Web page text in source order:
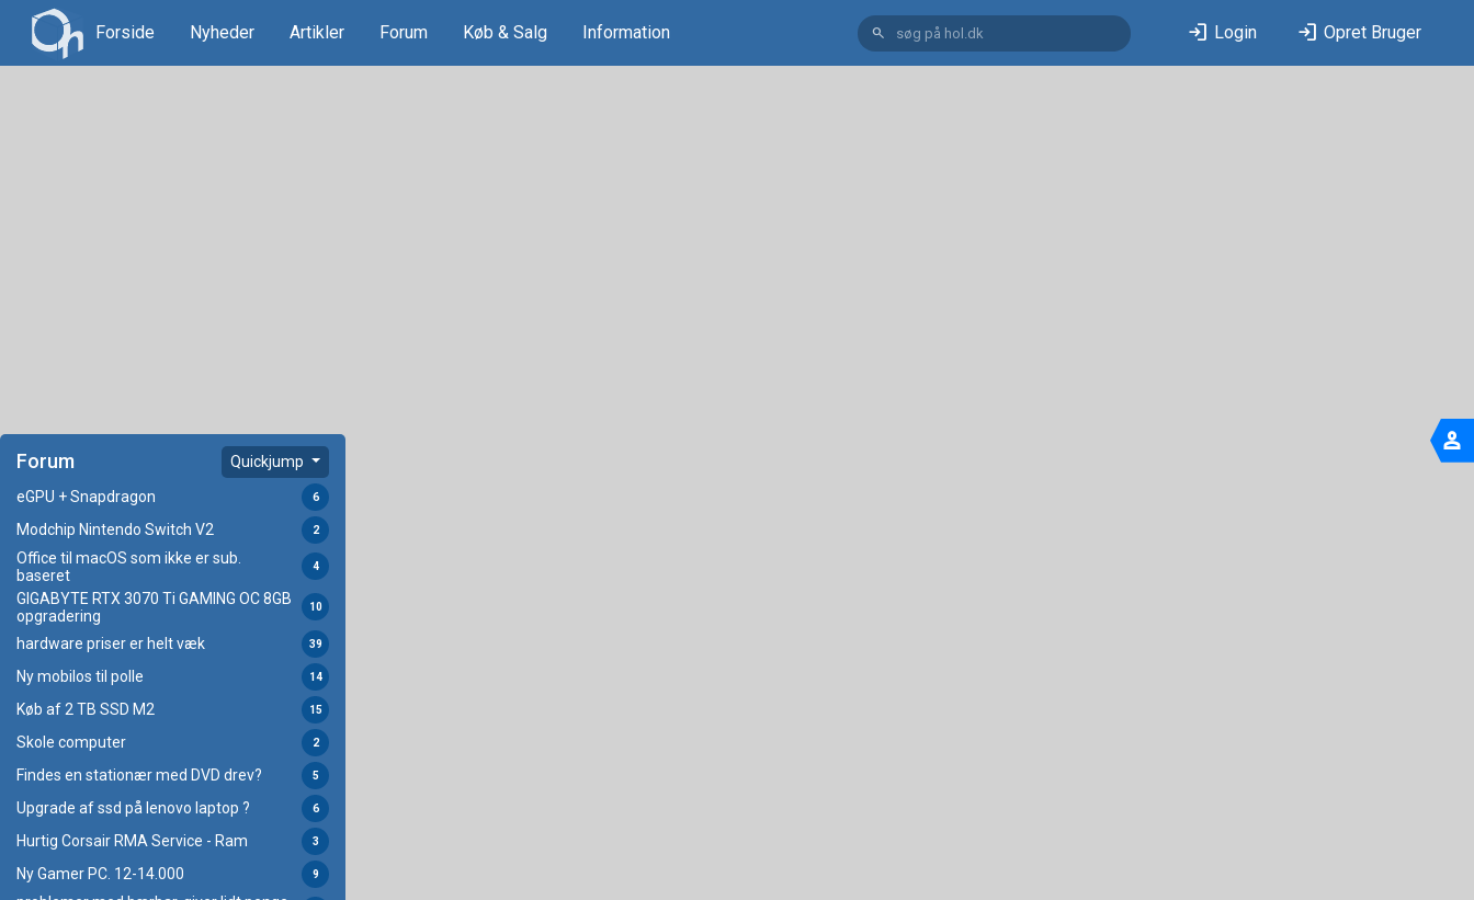
Forside Nyheder Artikler Forum Køb & Salg Information search login Login login Opret Bruger
Forum Quickjump
eGPU + Snapdragon 6
Modchip Nintendo Switch V2 2
Office til macOS som ikke er sub.
baseret
4
GIGABYTE RTX 3070 Ti GAMING OC 8GB
opgradering
10
hardware priser er helt væk 39
Ny mobilos til polle 14
Køb af 2 TB SSD M2 15
Skole computer 2
Findes en stationær med DVD drev? 5
Upgrade af ssd på lenovo laptop ? 6
Hurtig Corsair RMA Service - Ram 3
Ny Gamer PC. 12-14.000 9
person